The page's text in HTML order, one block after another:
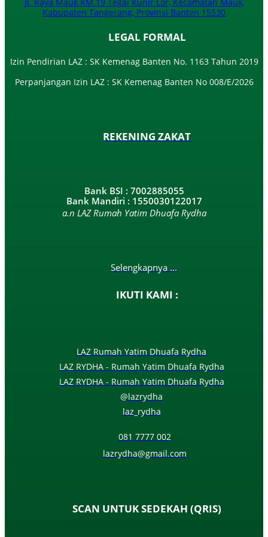
Kabupaten Tangerang, Provinsi Banten 15530
LEGAL FORMAL
Izin Pendirian LAZ : SK Kemenag Banten No. 1163 Tahun 2019
Perpanjangan Izin LAZ : SK Kemenag Banten No 008/E/2026​
REKENING ZAKAT
Bank BSI : 7002885055
Bank Mandiri : 1550030122017
a.n LAZ Rumah Yatim Dhuafa Rydha
Selengkapnya ...
IKUTI KAMI :
LAZ Rumah Yatim Dhuafa Rydha
LAZ RYDHA - Rumah Yatim Dhuafa Rydha
LAZ RYDHA - Rumah Yatim Dhuafa Rydha
@lazrydha
laz_rydha
081 7777 002
lazrydha@gmail.com
SCAN UNTUK SEDEKAH (QRIS)